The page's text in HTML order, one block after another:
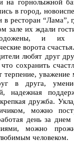
на горнолыжной
в город,
в ресторан “Лама”,
зале их ждали
и их
ворота счастья.
любят друг
сохранить
терпение, уважение
в друга,
надежная
дружба.
можно
день за
можно
человеком.